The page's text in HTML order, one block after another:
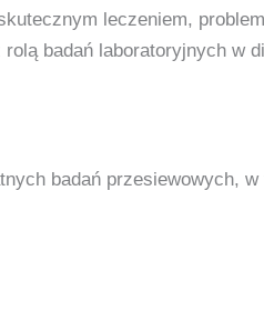
leczeniem,
badań laboratoryjnych w
badań przesiewowych,